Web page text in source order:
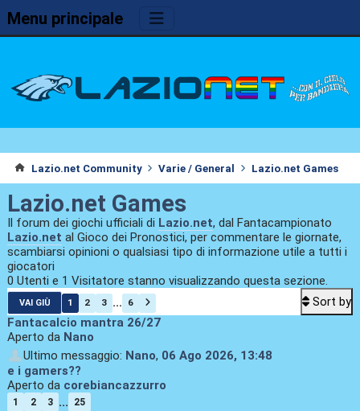
Menu principale
Lazio.net Community Varie / General Lazio.net Games
Lazio.net Games
Il forum dei giochi ufficiali di Lazio.net, dal Fantacampionato
Lazio.net al Gioco dei Pronostici, per commentare le giornate,
scambiarsi opinioni o qualsiasi tipo di informazione utile a tutti i
giocatori
0 Utenti e 1 Visitatore stanno visualizzando questa sezione.
VAI GIÙ 1 2 3 ... 6
Sort by
Fantacalcio mantra 26/27
Aperto da Nano
Ultimo messaggio: Nano, 06 Ago 2026, 13:48
e i gamers??
Aperto da corebiancazzurro
1 2 3 ... 25